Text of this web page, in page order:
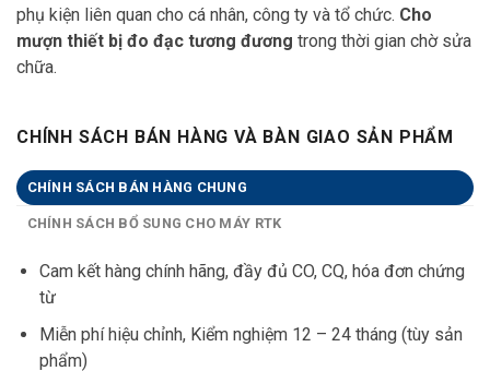
phụ kiện liên quan cho cá nhân, công ty và tổ chức. Cho
mượn thiết bị đo đạc tương đương trong thời gian chờ sửa
chữa.
CHÍNH SÁCH BÁN HÀNG VÀ BÀN GIAO SẢN PHẨM
CHÍNH SÁCH BÁN HÀNG CHUNG
CHÍNH SÁCH BỔ SUNG CHO MÁY RTK
Cam kết hàng chính hãng, đầy đủ CO, CQ, hóa đơn chứng
từ
Miễn phí hiệu chỉnh, Kiểm nghiệm 12 – 24 tháng (tùy sản
phẩm)